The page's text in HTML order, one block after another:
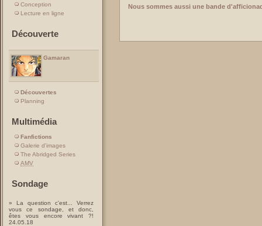
Conception
Lecture en ligne
Découverte
Gamaran
Découvertes
Planning
Multimédia
Fanfictions
Galerie d'images
The Abridged Series
AMV
Sondage
» La question c'est... Verrez
vous ce sondage, et donc,
êtes vous encore vivant ?!
24.05.18
Nous sommes aussi une bande